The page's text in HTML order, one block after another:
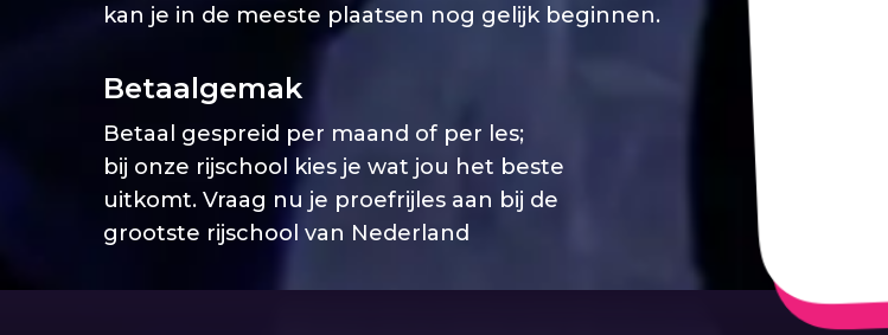
kan je in de meeste plaatsen nog gelijk beginnen.
Betaalgemak
Betaal gespreid per maand of per les;
bij onze rijschool kies je wat jou het beste
uitkomt. Vraag nu je proefrijles aan bij de
grootste rijschool van Nederland